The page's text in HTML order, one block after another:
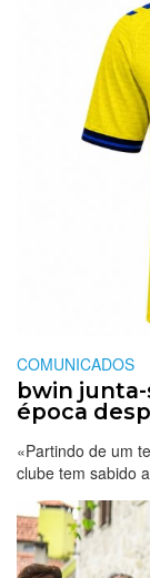
COMUNICADOS
bwin junta-
época
«Partindo de um
clube tem sabido